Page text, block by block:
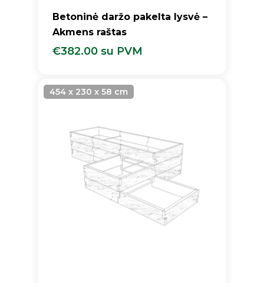
Betoninė daržo pakelta lysvė –
Akmens raštas
€382.00 su PVM
454 x 230 x 58 cm